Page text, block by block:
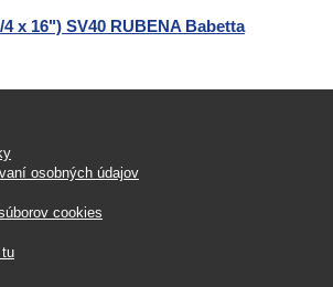
4 x 16") SV40 RUBENA Babetta
osobných údajov
cookies